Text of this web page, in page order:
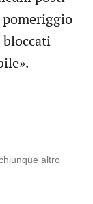
pomeriggio
altro